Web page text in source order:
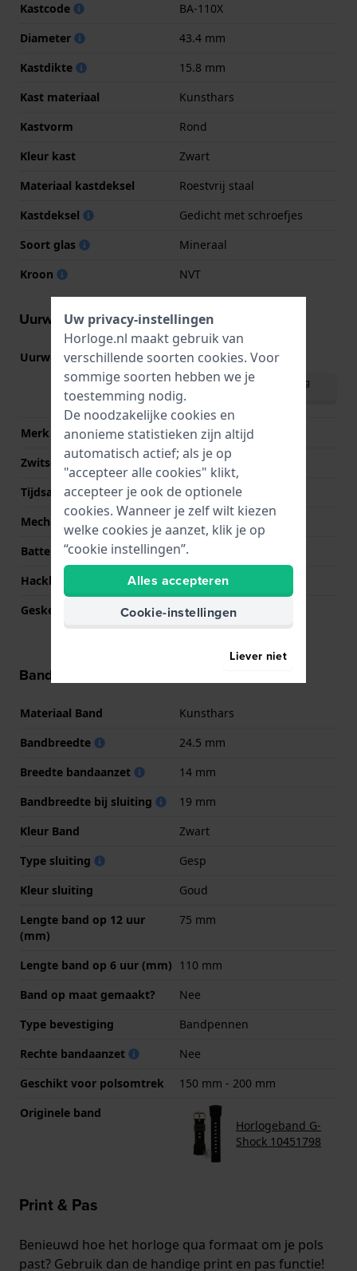
Kastcode
BA-110X
Diameter
43.4 mm
Kastdikte
15.8 mm
Kast materiaal
Kunsthars
Kastvorm
Rond
Kleur kast
Zwart
Materiaal kastdeksel
Roestvrij staal
Kastdeksel
Gedicht met schroefjes
Soort glas
Mineraal
Kroon
NVT
Uurwerk informatie
Uurwerk nr. 5338(Bekijk specificaties
Download handleiding
Merk uurwerk
Casio
Zwitsers uurwerk
Nee
Tijdsaanduiding
Analoog - Digitaal
Mechanisme
Quartz
Batterij
R396 × 2
Hackbaar
Nee
Geskeletteerd
Nee
Band informatie
Materiaal Band
Kunsthars
Bandbreedte
24.5 mm
Breedte bandaanzet
14 mm
Bandbreedte bij sluiting
19 mm
Kleur Band
Zwart
Type sluiting
Gesp
Kleur sluiting
Goud
Lengte band op 12 uur
(mm)
75 mm
Lengte band op 6 uur (mm) 110 mm
Band op maat gemaakt?
Nee
Type bevestiging
Bandpennen
Rechte bandaanzet
Nee
Geschikt voor polsomtrek
150 mm - 200 mm
Originele band
Horlogeband G-
Shock 10451798
Print & Pas
Benieuwd hoe het horloge qua formaat om je pols
past? Gebruik dan de handige print en pas functie!
Uw privacy-instellingen
Horloge.nl maakt gebruik van
verschillende soorten cookies. Voor
sommige soorten hebben we je
toestemming nodig.
De noodzakelijke cookies en
anonieme statistieken zijn altijd
automatisch actief; als je op
"accepteer alle cookies" klikt,
accepteer je ook de optionele
cookies. Wanneer je zelf wilt kiezen
welke cookies je aanzet, klik je op
“cookie instellingen”.
Alles accepteren
Cookie-instellingen
Liever niet